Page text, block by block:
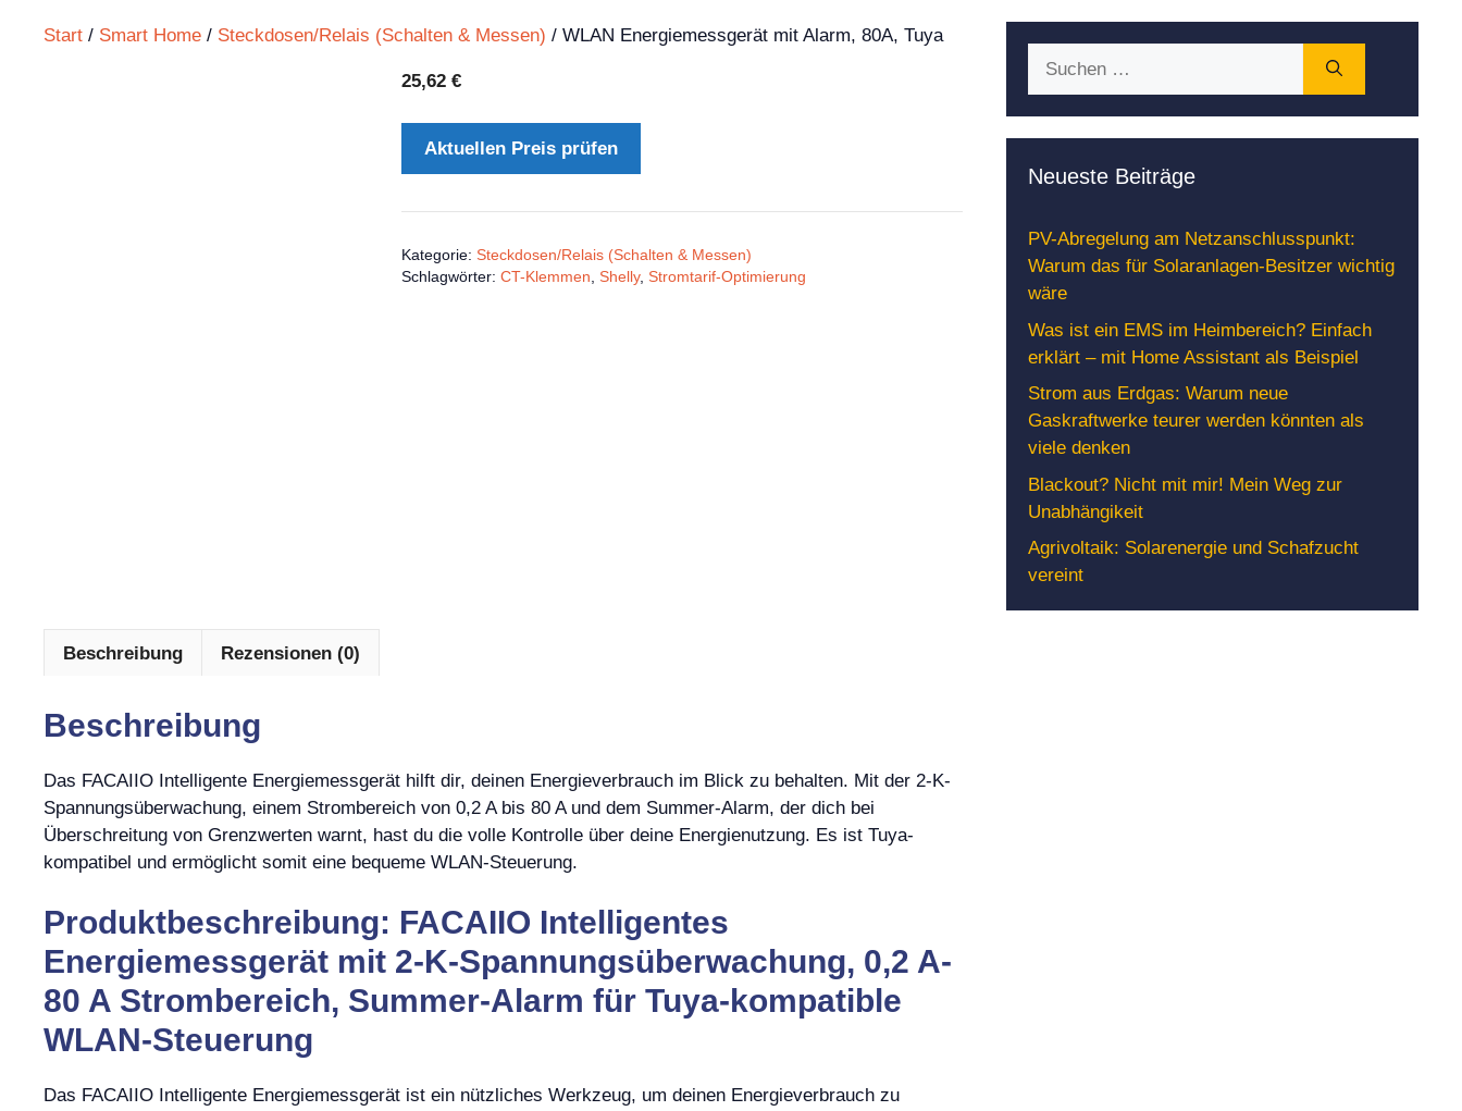
Start / Smart Home / Steckdosen/Relais (Schalten & Messen) / WLAN Energiemessgerät mit Alarm, 80A, Tuya
25,62€
Aktuellen Preis prüfen
Kategorie:Steckdosen/Relais (Schalten & Messen)
Schlagwörter:CT-Klemmen ,Shelly,Stromtarif-Optimierung
Beschreibung Rezensionen (0)
Beschreibung
Das FACAIIO Intelligente Energiemessgerät hilft dir, deinen Energieverbrauch im Blick zu behalten. Mit der 2-K-
Spannungsüberwachung, einem Strombereich von 0,2 A bis 80 A und dem Summer-Alarm, der dich bei
Überschreitung von Grenzwerten warnt, hast du die volle Kontrolle über deine Energienutzung. Es ist Tuya-
kompatibel und ermöglicht somit eine bequeme WLAN-Steuerung.
Produktbeschreibung: FACAIIO Intelligentes
Energiemessgerät mit 2-K-Spannungsüberwachung, 0,2 A-
80 A Strombereich, Summer-Alarm für Tuya-kompatible
WLAN-Steuerung
Das FACAIIO Intelligente Energiemessgerät ist ein nützliches Werkzeug, um deinen Energieverbrauch zu
Neueste Beiträge
PV-Abregelung am Netzanschlusspunkt:
Warum das für Solaranlagen-Besitzer wichtig
wäre
Was ist ein EMS im Heimbereich? Einfach
erklärt – mit Home Assistant als Beispiel
Strom aus Erdgas: Warum neue
Gaskraftwerke teurer werden könnten als
viele denken
Blackout? Nicht mit mir! Mein Weg zur
Unabhängikeit
Agrivoltaik: Solarenergie und Schafzucht
vereint